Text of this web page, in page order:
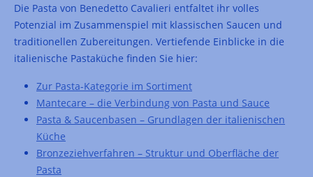
Die Pasta von Benedetto Cavalieri entfaltet ihr volles
Potenzial im Zusammenspiel mit klassischen Saucen und
traditionellen Zubereitungen. Vertiefende Einblicke in die
italienische Pastaküche finden Sie hier:
Zur Pasta-Kategorie im Sortiment
Mantecare – die Verbindung von Pasta und Sauce
Pasta & Saucenbasen – Grundlagen der italienischen
Küche
Bronzeziehverfahren – Struktur und Oberfläche der
Pasta